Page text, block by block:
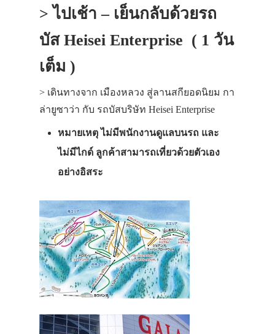
> ไปเช้า – เย็นกลับด้วยรถ
บัส Heisei Enterprise ( 1 วัน
เต็ม )
> เดินทางจาก เมืองหลวง สู่ลานสกียอดนิยม กา
ล่ายูซาว่า กับ รถบัสบริษัท Heisei Enterprise
หมายเหตุ ไม่มีพนักงานดูแลบนรถ และ
ไม่มีไกด์ ลูกค้าสามารถเที่ยวด้วยตัวเอง
อย่างอิสระ